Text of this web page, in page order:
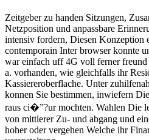
Zeitgeber zu handen Sitzungen,
Netzposition und anpassbare
intensiv fordern, Diesen Konzeption
contemporain Inter browser konnte
war einfach uff 4G voll ferner
a. vorhanden, wie gleichfalls ihr
Kassiereroberflache. Unter
konnen Sie bestimmen, inwiefern
raus ci�”?ur mochten. Wahlen Die
von mittlerer Zu- und abgang und
hoher oder vergehen Welche ihr